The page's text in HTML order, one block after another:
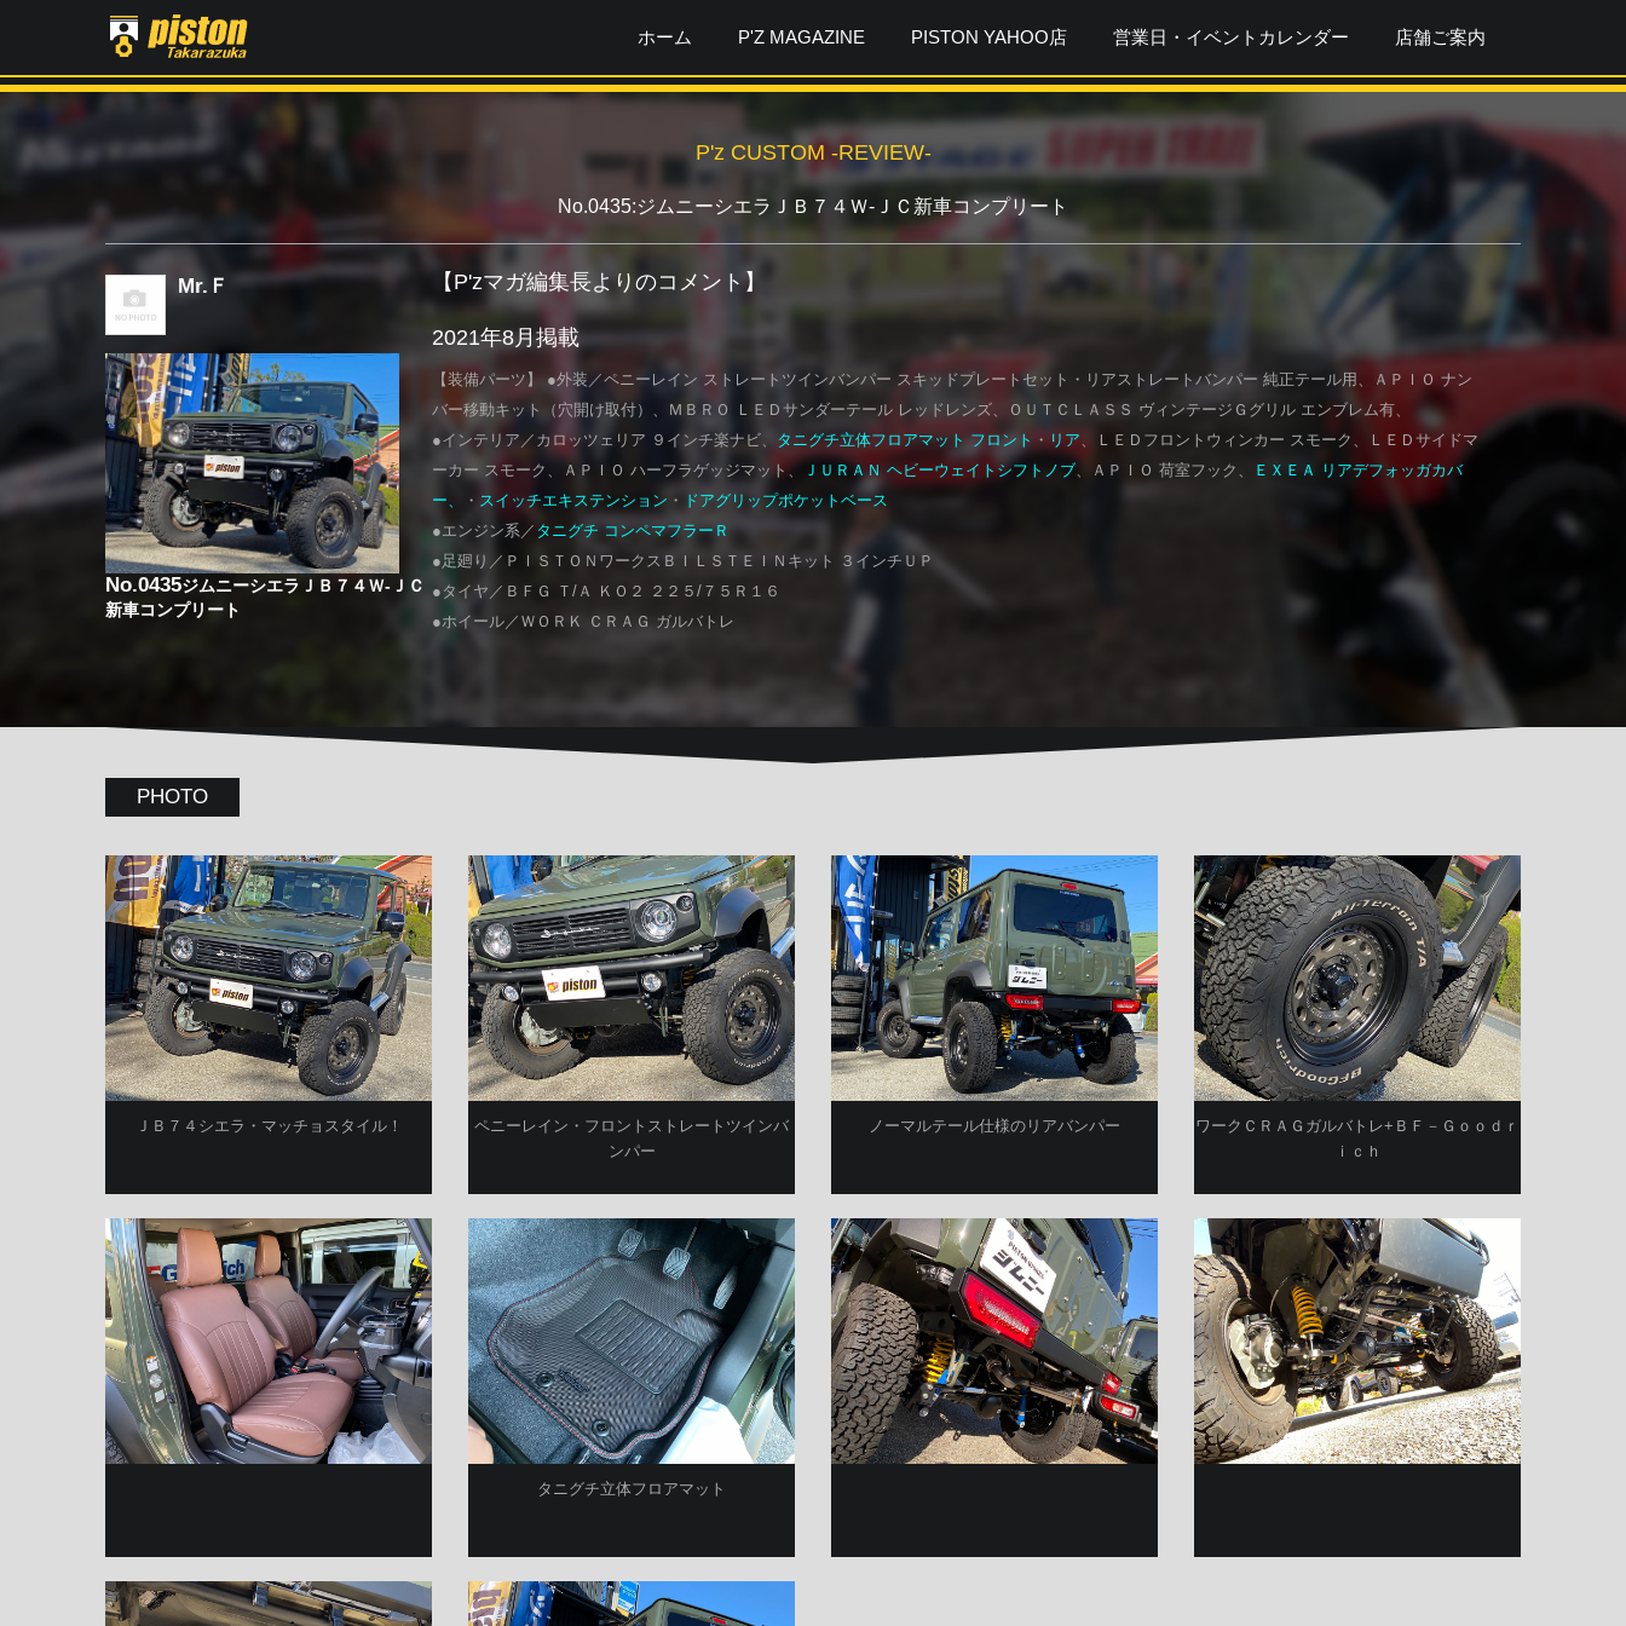
ホーム P'Z MAGAZINE PISTON YAHOO店 営業日・イベントカレンダー 店舗ご案内
P'z CUSTOM -REVIEW-
No.0435:ジムニーシエラＪＢ７４Ｗ-ＪＣ新車コンプリート
Mr.Ｆ
No.0435ジムニーシエラＪＢ７４Ｗ-ＪＣ
新車コンプリート
【P'zマガ編集長よりのコメント】
2021年8月掲載
【装備パーツ】 ●外装／ペニーレイン ストレートツインバンパー スキッドプレートセット・リアストレートバンパー 純正テール用、ＡＰＩＯ ナン
バー移動キット（穴開け取付）、ＭＢＲＯ ＬＥＤサンダーテール レッドレンズ、ＯＵＴＣＬＡＳＳ ヴィンテージＧグリル エンブレム有、
●インテリア／カロッツェリア ９インチ楽ナビ、 タニグチ立体フロアマット フロント ・ リア、ＬＥＤフロントウィンカー スモーク、ＬＥＤサイドマ
ーカー スモーク、ＡＰＩＯ ハーフラゲッジマット、
ＪＵＲＡＮ ヘビーウェイトシフトノブ、ＡＰＩＯ 荷室フック、
ＥＸＥＡ リアデフォッガカバ
ー、
・ スイッチエキステンション ・
ドアグリップポケットベース
●エンジン系／ タニグチ コンペマフラーＲ
●足廻り／ＰＩＳＴＯＮワークスＢＩＬＳＴＥＩＮキット ３インチＵＰ
●タイヤ／ＢＦＧ Ｔ/Ａ ＫＯ２ ２２５/７５Ｒ１６
●ホイール／ＷＯＲＫ ＣＲＡＧ ガルバトレ
PHOTO
ＪＢ７４シエラ・マッチョスタイル！
ペニーレイン・フロントストレートツインバ
ンパー
ノーマルテール仕様のリアバンパー
ワークＣＲＡＧガルバトレ+ＢＦ－Ｇｏｏｄｒ
ｉｃｈ
タニグチ立体フロアマット